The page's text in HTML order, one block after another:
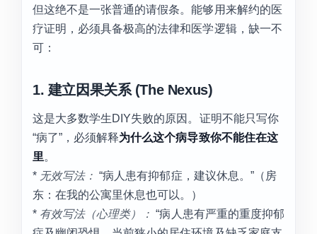
但这绝不是一张普通的请假条。能够用来解约的医
疗证明，必须具备极高的法律和医学逻辑，缺一不
可：
1. 建立因果关系 (The Nexus)
这是大多数学生DIY失败的原因。证明不能只写你
“病了”，必须解释为什么这个病导致你不能住在这
里。
* 无效写法： “病人患有抑郁症，建议休息。”（房
东：在我的公寓里休息也可以。）
* 有效写法（心理类）： “病人患有严重的重度抑郁